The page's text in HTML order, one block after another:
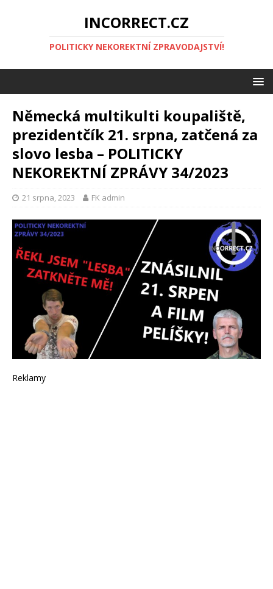
INCORRECT.CZ
POLITICKY NEKOREKTNÍ ZPRAVODAJSTVÍ!
Německá multikulti koupaliště,
prezidentčík 21. srpna, zatčená za
slovo lesba – POLITICKY
NEKOREKTNÍ ZPRÁVY 34/2023
21 srpna, 2023 FK admin
Reklamy